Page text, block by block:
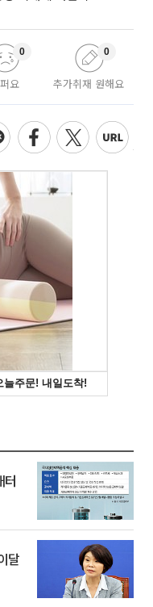
요
0
추가취재 원해요
0
터
달